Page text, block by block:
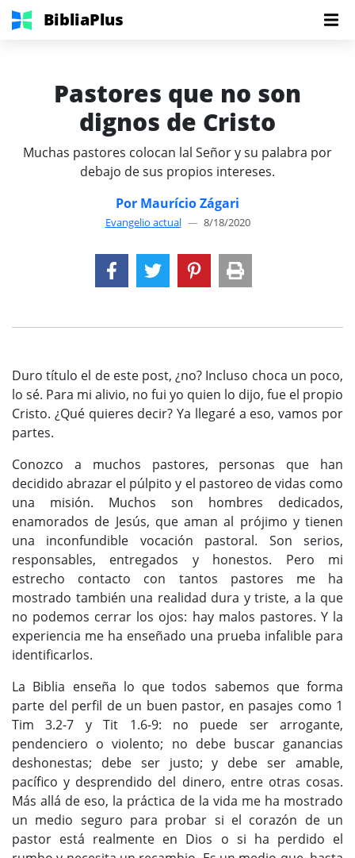
BibliaPlus
Pastores que no son
dignos de Cristo
Muchas pastores colocan lal Señor y su palabra por
debajo de sus propios intereses.
Por Maurício Zágari
Evangelio actual — 8/18/2020
Duro título el de este post, ¿no? Incluso choca un poco,
lo sé. Para mi alivio, no fui yo quien lo dijo, fue el propio
Cristo. ¿Qué quieres decir? Ya llegaré a eso, vamos por
partes.
Conozco a muchos pastores, personas que han
decidido abrazar el púlpito y el pastoreo de vidas como
una misión. Muchos son hombres dedicados,
enamorados de Jesús, que aman al prójimo y tienen
una inconfundible vocación pastoral. Son serios,
responsables, entregados y honestos. Pero mi
estrecho contacto con tantos pastores me ha
mostrado también una realidad dura y triste, a la que
no podemos cerrar los ojos: hay malos pastores. Y la
experiencia me ha enseñado una prueba infalible para
identificarlos.
La Biblia enseña lo que todos sabemos que forma
parte del perfil de un buen pastor, en pasajes como 1
Tim 3.2-7 y Tit 1.6-9: no puede ser arrogante,
pendenciero o violento; no debe buscar ganancias
deshonestas; debe ser justo; y debe ser amable,
pacífico y desprendido del dinero, entre otras cosas.
Más allá de eso, la práctica de la vida me ha mostrado
un medio seguro para probar si el corazón de un
pastor está realmente en Dios o si ha perdido el